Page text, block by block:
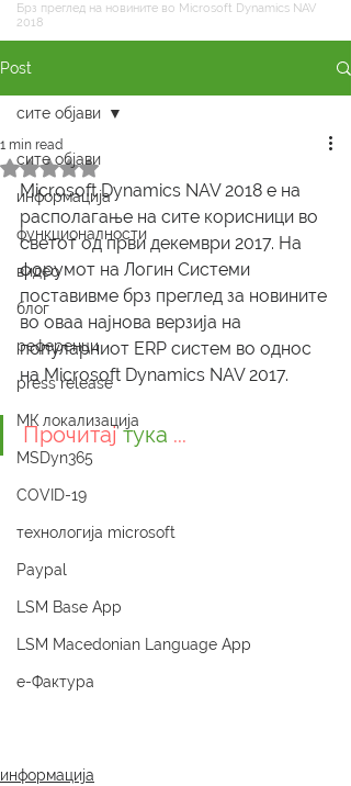
Брз преглед на новините во Microsoft Dynamics NAV
2018
Post
сите објави
информација
функционалности
видео
блог
референци
press release
МК локализација
MSDyn365
COVID-19
технологија microsoft
Paypal
LSM Base App
LSM Macedonian Language App
е-Фактура
сите објави
1 min read
Rated NaN out of 5 stars.
Microsoft Dynamics NAV 2018 е на
располагање на сите корисници во
светот од први декември 2017. На
форумот на Логин Системи
поставивме брз преглед за новините
во оваа најнова верзија на
популарниот ERP систем во однос
на Microsoft Dynamics NAV 2017.
Прочитај тука ...
информација